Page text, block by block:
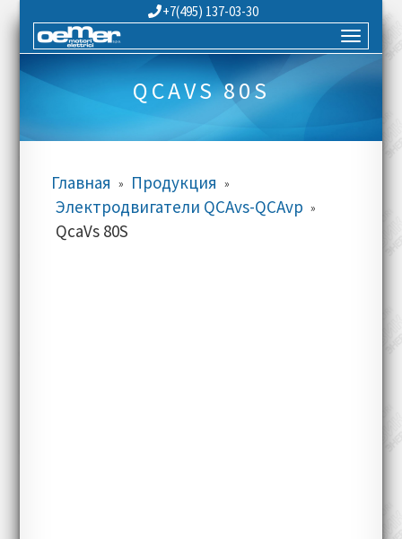
+7(495) 137-03-30
QCAVS 80S
Главная » Продукция »
Электродвигатели QCAvs-QCAvp »
QcaVs 80S